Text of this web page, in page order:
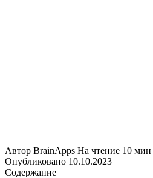
Автор BrainApps На чтение 10 мин
Опубликовано 10.10.2023
Содержание